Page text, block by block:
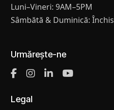
Luni–Vineri: 9AM–5PM
Sâmbătă & Duminică: Închis
Urmărește-ne
Legal